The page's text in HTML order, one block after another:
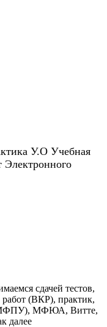
У.О Учебная
Электронного
сдачей тестов,
(ВКР), практик,
МФЮА, Витте,
далее